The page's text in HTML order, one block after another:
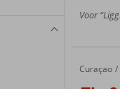
Voor
Home
Curaçao
Fly & Go The Freedom Hotel